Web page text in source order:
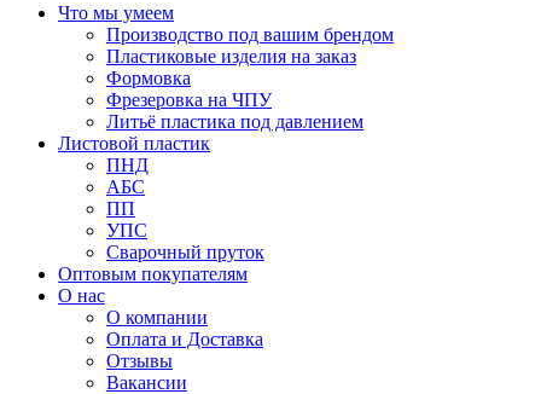
Что мы умеем
Производство под вашим брендом
Пластиковые изделия на заказ
Формовка
Фрезеровка на ЧПУ
Литьё пластика под давлением
Листовой пластик
ПНД
АБС
ПП
УПС
Сварочный пруток
Оптовым покупателям
О нас
О компании
Оплата и Доставка
Отзывы
Вакансии